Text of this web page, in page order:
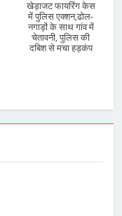
खेड़ाजट फायरिंग केस
में पुलिस एक्शन,ढोल-
नगाड़ों के साथ गांव में
चेतावनी, पुलिस की
दबिश से मचा हड़कंप